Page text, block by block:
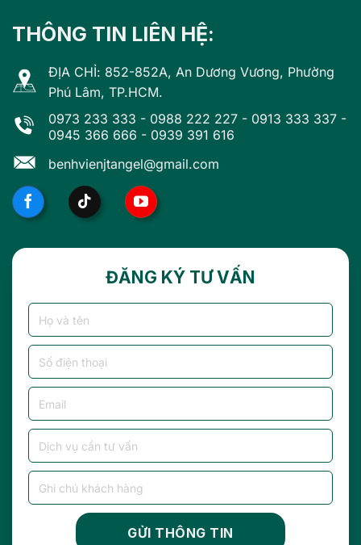
THÔNG TIN LIÊN HỆ:
ĐỊA CHỈ: 852-852A, An Dương Vương, Phường
Phú Lâm, TP.HCM.
0973 233 333 - 0988 222 227 - 0913 333 337 -
0945 366 666 - 0939 391 616
benhvienjtangel@gmail.com
ĐĂNG KÝ TƯ VẤN